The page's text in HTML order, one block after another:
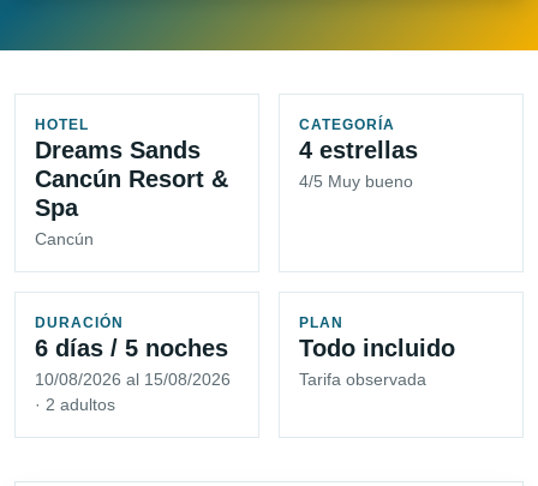
HOTEL
Dreams Sands
Cancún Resort &
Spa
Cancún
CATEGORÍA
4 estrellas
4/5 Muy bueno
DURACIÓN
6 días / 5 noches
10/08/2026 al 15/08/2026
· 2 adultos
PLAN
Todo incluido
Tarifa observada